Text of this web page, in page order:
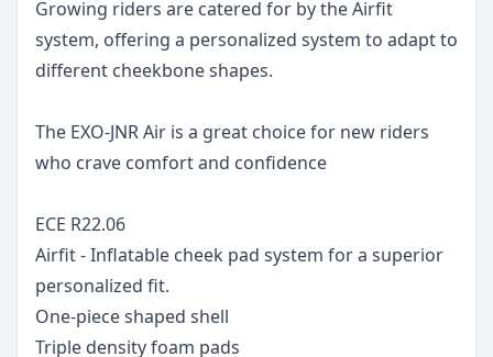
Growing riders are catered for by the Airfit
system, offering a personalized system to adapt to
different cheekbone shapes.
The EXO-JNR Air is a great choice for new riders
who crave comfort and confidence
ECE R22.06
Airfit - Inflatable cheek pad system for a superior
personalized fit.
One-piece shaped shell
Triple density foam pads